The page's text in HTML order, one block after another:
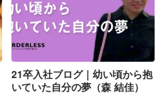
21卒入社ブログ｜幼い頃から抱
いていた自分の夢（森 結佳）